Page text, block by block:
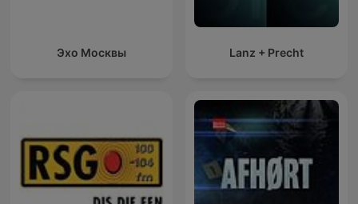
Эхо Москвы Lanz + Precht